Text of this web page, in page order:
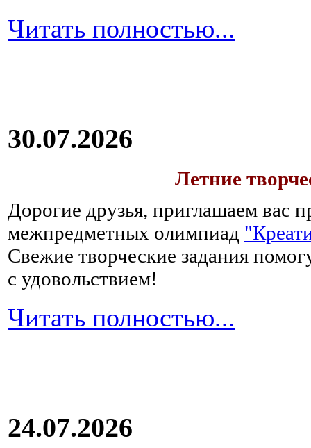
Читать полностью...
30.07.2026
Летние
Дорогие друзья, приглашаем вас
межпредметных олимпиад
Свежие творческие задания
с удовольствием!
Читать полностью...
24.07.2026